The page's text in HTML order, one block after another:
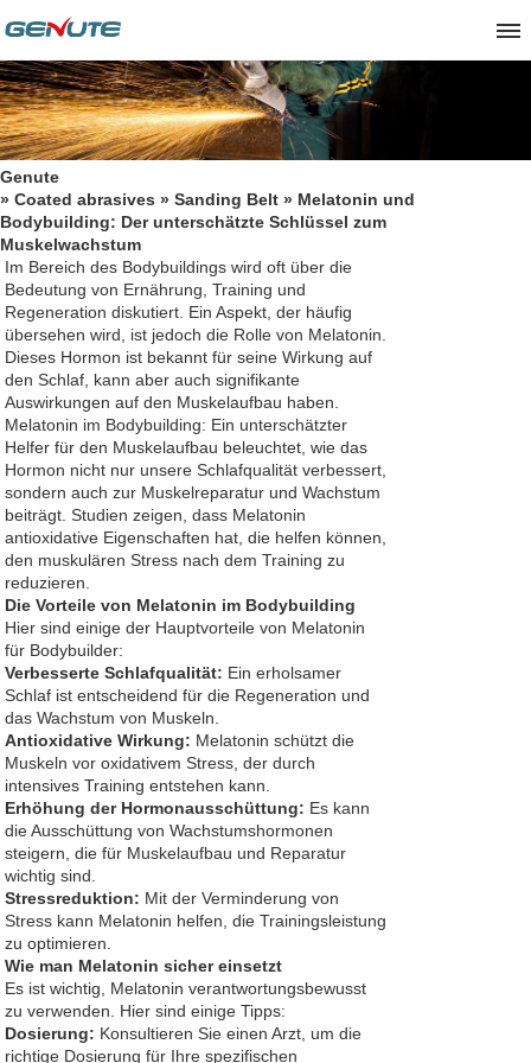
Genute
» Coated abrasives » Sanding Belt » Melatonin und
Bodybuilding: Der unterschätzte Schlüssel zum
Muskelwachstum
Im Bereich des Bodybuildings wird oft über die
Bedeutung von Ernährung, Training und
Regeneration diskutiert. Ein Aspekt, der häufig
übersehen wird, ist jedoch die Rolle von Melatonin.
Dieses Hormon ist bekannt für seine Wirkung auf
den Schlaf, kann aber auch signifikante
Auswirkungen auf den Muskelaufbau haben.
Melatonin im Bodybuilding: Ein unterschätzter
Helfer für den Muskelaufbau beleuchtet, wie das
Hormon nicht nur unsere Schlafqualität verbessert,
sondern auch zur Muskelreparatur und Wachstum
beiträgt. Studien zeigen, dass Melatonin
antioxidative Eigenschaften hat, die helfen können,
den muskulären Stress nach dem Training zu
reduzieren.
Die Vorteile von Melatonin im Bodybuilding
Hier sind einige der Hauptvorteile von Melatonin
für Bodybuilder:
Verbesserte Schlafqualität: Ein erholsamer
Schlaf ist entscheidend für die Regeneration und
das Wachstum von Muskeln.
Antioxidative Wirkung: Melatonin schützt die
Muskeln vor oxidativem Stress, der durch
intensives Training entstehen kann.
Erhöhung der Hormonausschüttung: Es kann
die Ausschüttung von Wachstumshormonen
steigern, die für Muskelaufbau und Reparatur
wichtig sind.
Stressreduktion: Mit der Verminderung von
Stress kann Melatonin helfen, die Trainingsleistung
zu optimieren.
Wie man Melatonin sicher einsetzt
Es ist wichtig, Melatonin verantwortungsbewusst
zu verwenden. Hier sind einige Tipps:
Dosierung: Konsultieren Sie einen Arzt, um die
richtige Dosierung für Ihre spezifischen